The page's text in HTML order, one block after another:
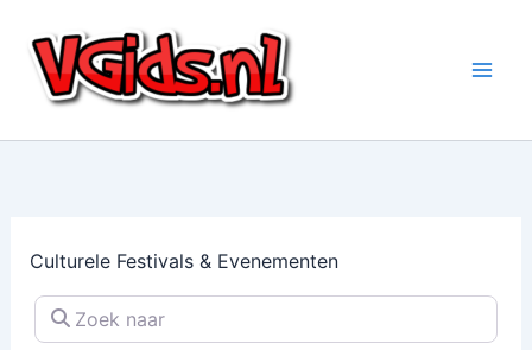
naar
inhoud
Culturele Festivals & Evenementen
Zoek naar